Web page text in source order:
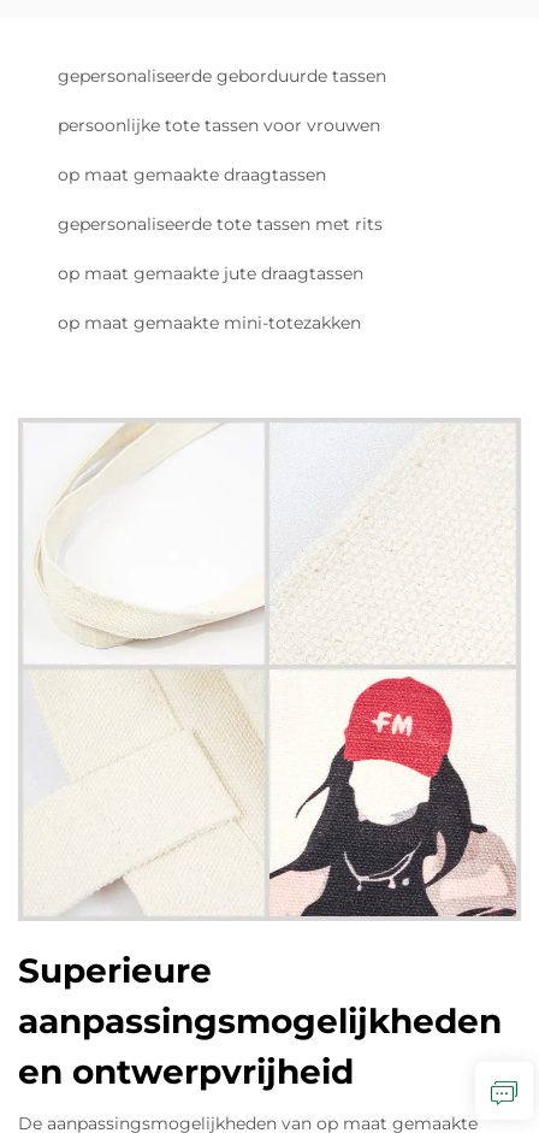
gepersonaliseerde geborduurde tassen
persoonlijke tote tassen voor vrouwen
op maat gemaakte draagtassen
gepersonaliseerde tote tassen met rits
op maat gemaakte jute draagtassen
op maat gemaakte mini-totezakken
Superieure
aanpassingsmogelijkheden
en ontwerpvrijheid
De aanpassingsmogelijkheden van op maat gemaakte